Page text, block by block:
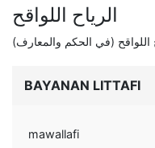
الرياح اللواقح
اللواقح (في الحكم والمعارف)
BAYANAN LITTAFI
mawallafi